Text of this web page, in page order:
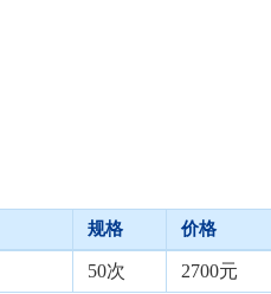
规格 价格
50次 2700元